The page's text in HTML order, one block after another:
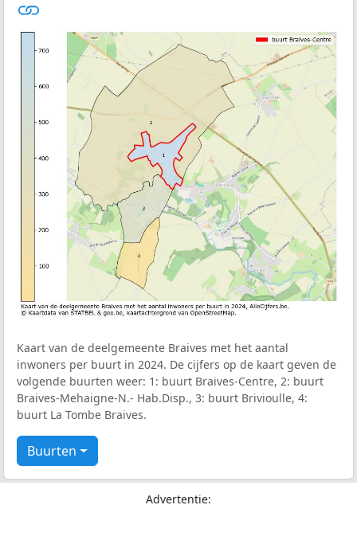
Kaart van de deelgemeente Braives met het aantal
inwoners per buurt in 2024. De cijfers op de kaart geven de
volgende buurten weer: 1: buurt Braives-Centre, 2: buurt
Braives-Mehaigne-N.- Hab.Disp., 3: buurt Brivioulle, 4:
buurt La Tombe Braives.
Buurten
Advertentie: